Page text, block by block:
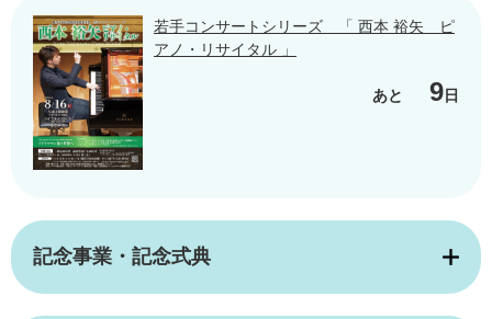
若手コンサートシリーズ 「 西本 裕矢 ピ
アノ・リサイタル 」
あと 9日
記念事業・記念式典